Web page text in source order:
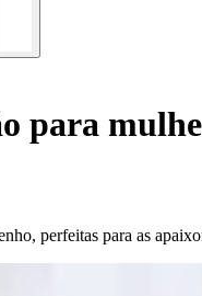
para
perfeitas para as